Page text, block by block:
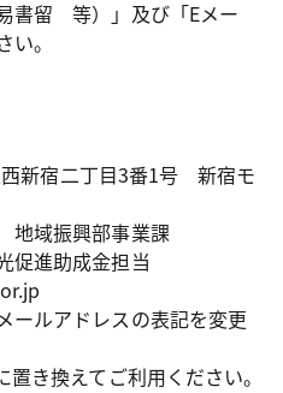
書留 等）」及び「Eメー
。
新宿二丁目3番1号 新宿モ
地域振興部事業課
促進助成金担当
ールアドレスの表記を変更
き換えてご利用ください。